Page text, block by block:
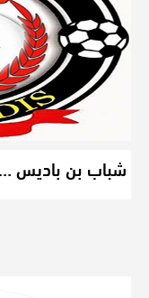
شباب بن باديس